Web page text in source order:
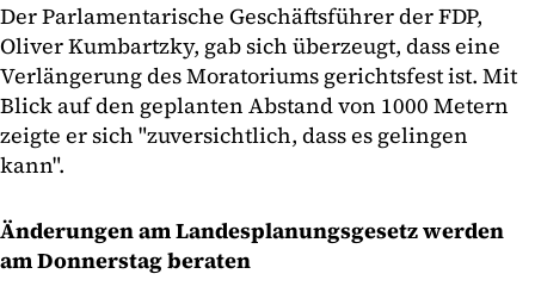
Der Parlamentarische Geschäftsführer der FDP,
Oliver Kumbartzky, gab sich überzeugt, dass eine
Verlängerung des Moratoriums gerichtsfest ist. Mit
Blick auf den geplanten Abstand von 1000 Metern
zeigte er sich "zuversichtlich, dass es gelingen
kann".
Änderungen am Landesplanungsgesetz werden
am Donnerstag beraten